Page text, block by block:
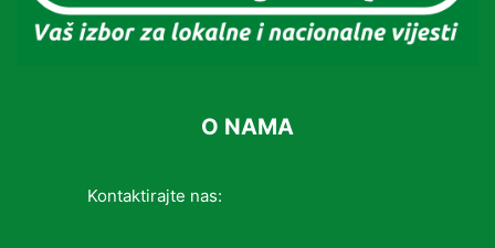
O NAMA
Kontaktirajte nas: